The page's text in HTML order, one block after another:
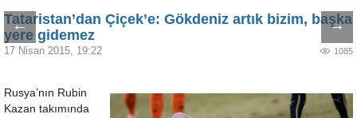
← →
Tataristan’dan Çiçek’e: Gökdeniz artık bizim, başka
yere gidemez
17 Nisan 2015, 19:22 1085
Rusya’nın Rubin
Kazan takımında